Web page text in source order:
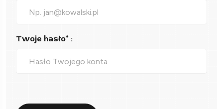
Twoje hasło* :